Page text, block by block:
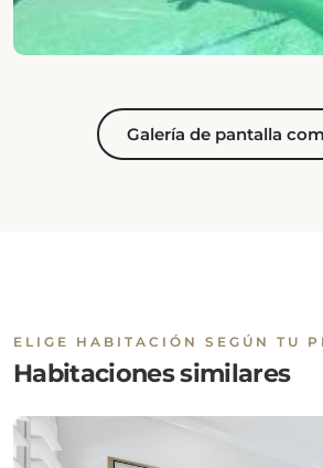
Galería de pantalla
ELIGE HABITACIÓN SEGÚN TU
Habitaciones similares